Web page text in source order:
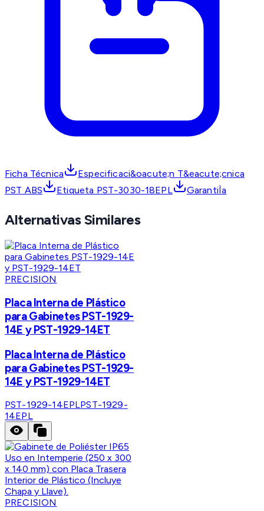
Ficha Técnica
Especificaci&oacute;n T&eacute;cnica
PST ABS
Etiqueta PST-3030-18EPL GarantiÌa
Alternativas Similares
PRECISION
Placa Interna de Plástico
para Gabinetes PST-1929-
14E y PST-1929-14ET
Placa Interna de Plástico
para Gabinetes PST-1929-
14E y PST-1929-14ET
PST-1929-14EPLPST-1929-
14EPL
PRECISION